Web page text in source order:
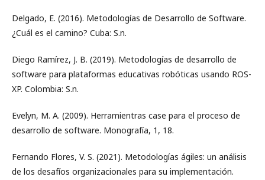
Delgado, E. (2016). Metodologías de Desarrollo de Software.
¿Cuál es el camino? Cuba: S.n.
Diego Ramírez, J. B. (2019). Metodologías de desarrollo de
software para plataformas educativas robóticas usando ROS-
XP. Colombia: S.n.
Evelyn, M. A. (2009). Herramientras case para el proceso de
desarrollo de software. Monografía, 1, 18.
Fernando Flores, V. S. (2021). Metodologías ágiles: un análisis
de los desafíos organizacionales para su implementación.